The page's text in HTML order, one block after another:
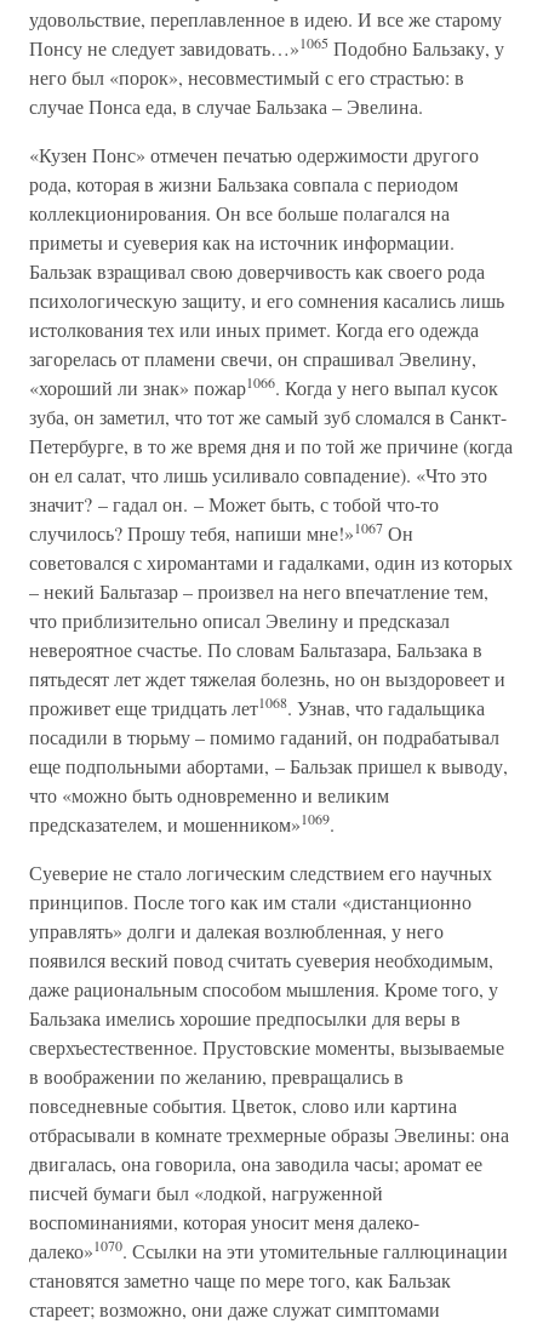
удовольствие, переплавленное в идею. И все же старому
Понсу не следует завидовать…»1065 Подобно Бальзаку, у
него был «порок», несовместимый с его страстью: в
случае Понса еда, в случае Бальзака – Эвелина.
«Кузен Понс» отмечен печатью одержимости другого
рода, которая в жизни Бальзака совпала с периодом
коллекционирования. Он все больше полагался на
приметы и суеверия как на источник информации.
Бальзак взращивал свою доверчивость как своего рода
психологическую защиту, и его сомнения касались лишь
истолкования тех или иных примет. Когда его одежда
загорелась от пламени свечи, он спрашивал Эвелину,
«хороший ли знак» пожар1066. Когда у него выпал кусок
зуба, он заметил, что тот же самый зуб сломался в Санкт-
Петербурге, в то же время дня и по той же причине (когда
он ел салат, что лишь усиливало совпадение). «Что это
значит? – гадал он. – Может быть, с тобой что-то
случилось? Прошу тебя, напиши мне!»1067 Он
советовался с хиромантами и гадалками, один из которых
– некий Бальтазар – произвел на него впечатление тем,
что приблизительно описал Эвелину и предсказал
невероятное счастье. По словам Бальтазара, Бальзака в
пятьдесят лет ждет тяжелая болезнь, но он выздоровеет и
проживет еще тридцать лет1068. Узнав, что гадальщика
посадили в тюрьму – помимо гаданий, он подрабатывал
еще подпольными абортами, – Бальзак пришел к выводу,
что «можно быть одновременно и великим
предсказателем, и мошенником»1069.
Суеверие не стало логическим следствием его научных
принципов. После того как им стали «дистанционно
управлять» долги и далекая возлюбленная, у него
появился веский повод считать суеверия необходимым,
даже рациональным способом мышления. Кроме того, у
Бальзака имелись хорошие предпосылки для веры в
сверхъестественное. Прустовские моменты, вызываемые
в воображении по желанию, превращались в
повседневные события. Цветок, слово или картина
отбрасывали в комнате трехмерные образы Эвелины: она
двигалась, она говорила, она заводила часы; аромат ее
писчей бумаги был «лодкой, нагруженной
воспоминаниями, которая уносит меня далеко-
далеко»1070. Ссылки на эти утомительные галлюцинации
становятся заметно чаще по мере того, как Бальзак
стареет; возможно, они даже служат симптомами